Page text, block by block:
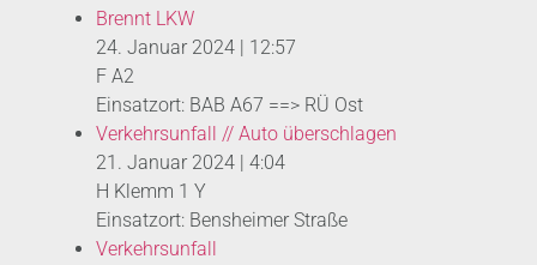
Brennt LKW
24. Januar 2024 | 12:57
F A2
Einsatzort: BAB A67 ==> RÜ Ost
Verkehrsunfall // Auto überschlagen
21. Januar 2024 | 4:04
H Klemm 1 Y
Einsatzort: Bensheimer Straße
Verkehrsunfall